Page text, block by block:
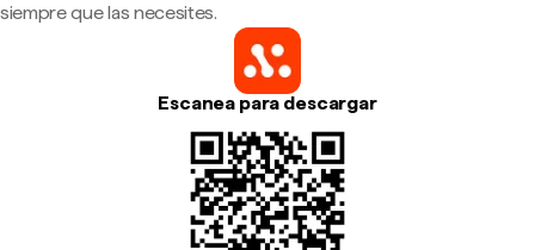
siempre que las necesites.
Escanea para descargar